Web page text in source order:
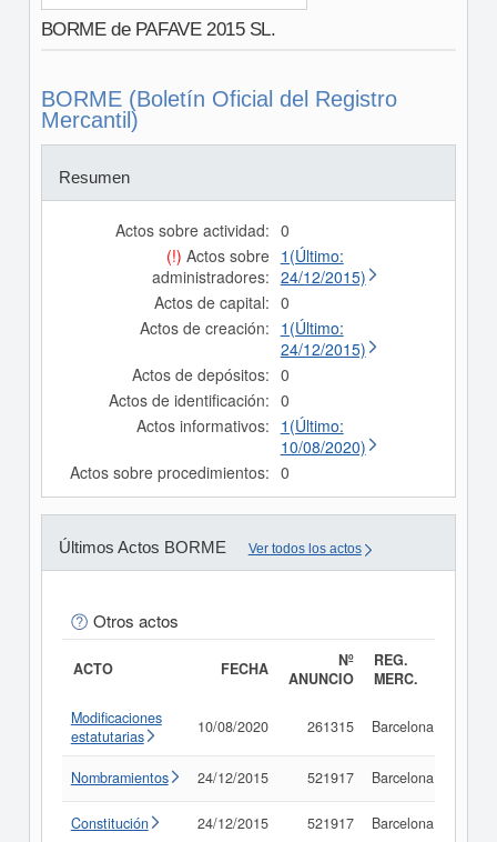
BORME de PAFAVE 2015 SL.
BORME (Boletín Oficial del Registro
Mercantil)
Resumen
Actos sobre actividad: 0
(!) Actos sobre
administradores:
1(Último:
24/12/2015)
Actos de capital: 0
Actos de creación: 1(Último:
24/12/2015)
Actos de depósitos: 0
Actos de identificación: 0
Actos informativos: 1(Último:
10/08/2020)
Actos sobre procedimientos: 0
Últimos Actos BORME Ver todos los actos
Otros actos
ACTO FECHA
Nº
ANUNCIO
REG.
MERC.
Modificaciones
estatutarias
10/08/2020 261315 Barcelona
Nombramientos 24/12/2015 521917 Barcelona
Constitución 24/12/2015 521917 Barcelona